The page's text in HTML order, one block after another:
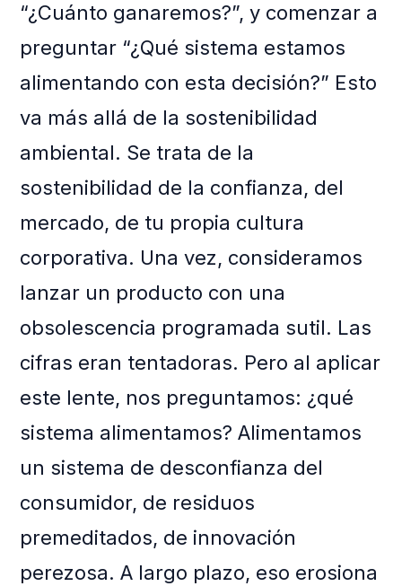
“¿Cuánto ganaremos?”, y comenzar a
preguntar “¿Qué sistema estamos
alimentando con esta decisión?” Esto
va más allá de la sostenibilidad
ambiental. Se trata de la
sostenibilidad de la confianza, del
mercado, de tu propia cultura
corporativa. Una vez, consideramos
lanzar un producto con una
obsolescencia programada sutil. Las
cifras eran tentadoras. Pero al aplicar
este lente, nos preguntamos: ¿qué
sistema alimentamos? Alimentamos
un sistema de desconfianza del
consumidor, de residuos
premeditados, de innovación
perezosa. A largo plazo, eso erosiona